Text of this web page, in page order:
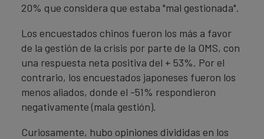
20% que considera que estaba "mal gestionada".
Los encuestados chinos fueron los más a favor
de la gestión de la crisis por parte de la OMS, con
una respuesta neta positiva del + 53%. Por el
contrario, los encuestados japoneses fueron los
menos aliados, donde el -51% respondieron
negativamente (mala gestión).
Curiosamente, hubo opiniones divididas en los